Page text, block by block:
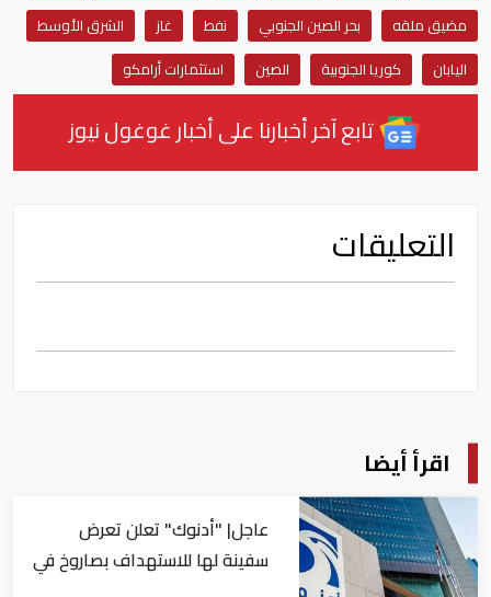
مضيق ملقه
بحر الصين الجنوبي نفط غاز
الشرق الأوسط
اليابان
كوريا الجنوبية الصين استثمارات أرامكو
تابع آخر أخبارنا على أخبار غوغول نيوز
التعليقات
اقرأ أيضا
عاجل| "أدنوك" تعلن تعرض
سفينة لها للاستهداف بصاروخ في